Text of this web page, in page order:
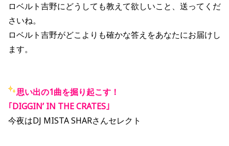
ロベルト吉野にどうしても教えて欲しいこと、送ってくだ
さいね。
ロベルト吉野がどこよりも確かな答えをあなたにお届けし
ます。
思い出の1曲を掘り起こす！
｢DIGGIN’ IN THE CRATES｣
今夜はDJ MISTA SHARさんセレクト